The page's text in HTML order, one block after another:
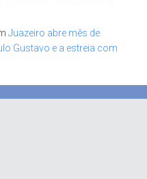
Juazeiro abre mês de
Gustavo e a estreia com